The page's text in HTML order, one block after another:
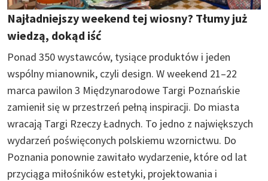
Najładniejszy weekend tej wiosny? Tłumy już
wiedzą, dokąd iść
Ponad 350 wystawców, tysiące produktów i jeden
wspólny mianownik, czyli design. W weekend 21–22
marca pawilon 3 Międzynarodowe Targi Poznańskie
zamienił się w przestrzeń pełną inspiracji. Do miasta
wracają Targi Rzeczy Ładnych. To jedno z największych
wydarzeń poświęconych polskiemu wzornictwu. Do
Poznania ponownie zawitało wydarzenie, które od lat
przyciąga miłośników estetyki, projektowania i